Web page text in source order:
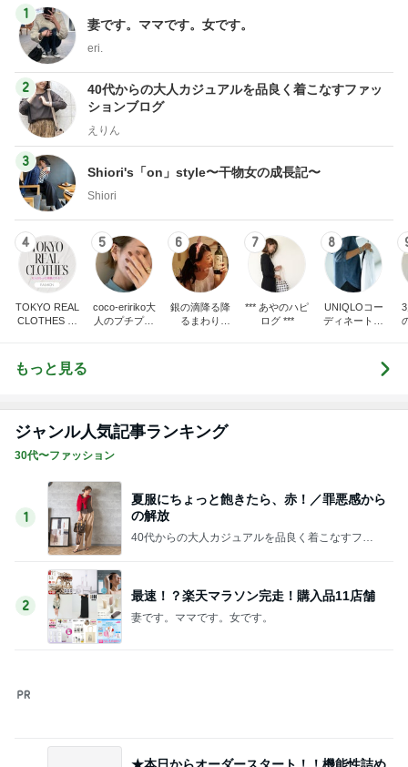
1
妻です。ママです。女です。
eri.
2
40代からの大人カジュアルを品良く着こなすファッ
ションブログ
えりん
3
Shiori's「on」style〜干物女の成長記〜
Shiori
4
TOKYO REAL
CLOTHES 大
5
coco-eririko大
人のプチプラ
6
銀の滴降る降
るまわり
7
*** あやのハピ
ログ ***
8
UNIQLOコー
ディネート日
もっと見る
ジャンル人気記事ランキング
30代〜ファッション
1
夏服にちょっと飽きたら、赤！／罪悪感から
の解放
40代からの大人カジュアルを品良く着こなすファ
2
最速！？楽天マラソン完走！購入品11店舗
妻です。ママです。女です。
★本日からオーダースタート！！機能性詰め